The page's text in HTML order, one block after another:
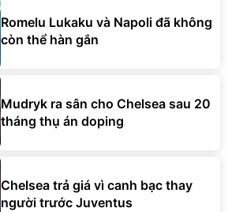
Romelu Lukaku và Napoli đã không
còn thể hàn gắn
Mudryk ra sân cho Chelsea sau 20
tháng thụ án doping
Chelsea trả giá vì canh bạc thay
người trước Juventus